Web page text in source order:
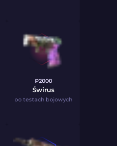
P2000
Świrus
po testach bojowych